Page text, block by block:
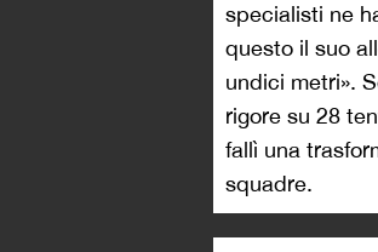
specialisti ne
questo il suo
undici metri».
rigore su 28
fallì una
squadre.